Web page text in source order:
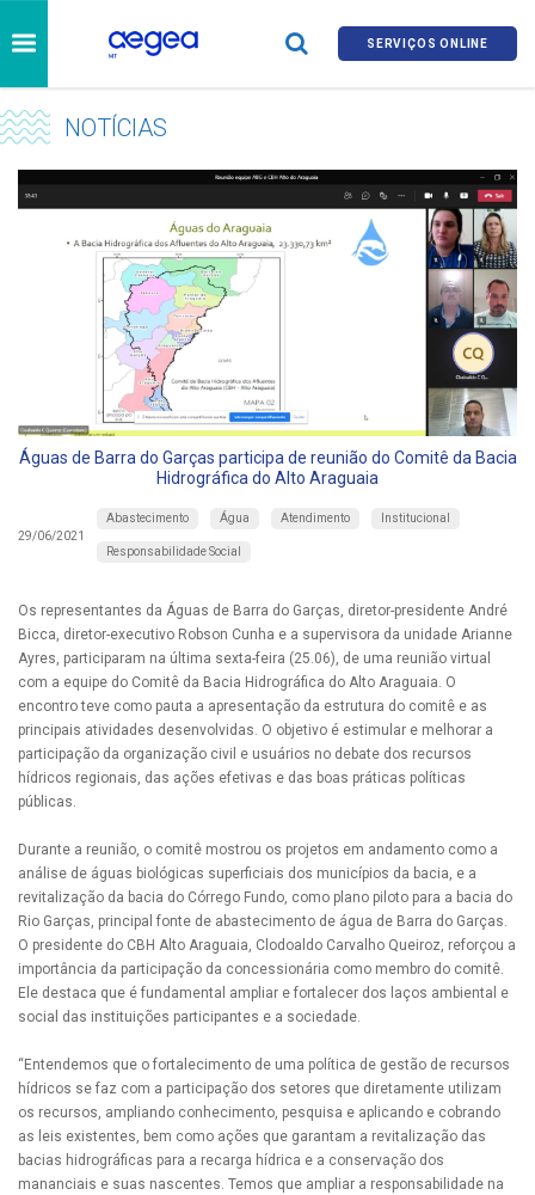
SERVIÇOS ONLINE
NOTÍCIAS
Águas de Barra do Garças participa de reunião do Comitê da Bacia
Hidrográfica do Alto Araguaia
29/06/2021
Abastecimento Água Atendimento Institucional
Responsabilidade Social
Os representantes da Águas de Barra do Garças, diretor-presidente André
Bicca, diretor-executivo Robson Cunha e a supervisora da unidade Arianne
Ayres, participaram na última sexta-feira (25.06), de uma reunião virtual
com a equipe do Comitê da Bacia Hidrográfica do Alto Araguaia. O
encontro teve como pauta a apresentação da estrutura do comitê e as
principais atividades desenvolvidas. O objetivo é estimular e melhorar a
participação da organização civil e usuários no debate dos recursos
hídricos regionais, das ações efetivas e das boas práticas políticas
públicas.
Durante a reunião, o comitê mostrou os projetos em andamento como a
análise de águas biológicas superficiais dos municípios da bacia, e a
revitalização da bacia do Córrego Fundo, como plano piloto para a bacia do
Rio Garças, principal fonte de abastecimento de água de Barra do Garças.
O presidente do CBH Alto Araguaia, Clodoaldo Carvalho Queiroz, reforçou a
importância da participação da concessionária como membro do comitê.
Ele destaca que é fundamental ampliar e fortalecer dos laços ambiental e
social das instituições participantes e a sociedade.
“Entendemos que o fortalecimento de uma política de gestão de recursos
hídricos se faz com a participação dos setores que diretamente utilizam
os recursos, ampliando conhecimento, pesquisa e aplicando e cobrando
as leis existentes, bem como ações que garantam a revitalização das
bacias hidrográficas para a recarga hídrica e a conservação dos
mananciais e suas nascentes. Temos que ampliar a responsabilidade na